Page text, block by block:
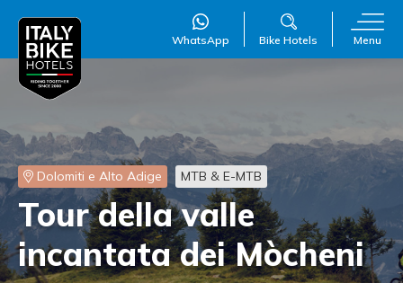
Menu
Bike Hotels
WhatsApp
Dolomiti e Alto Adige MTB & E-MTB
Tour dellavalle
incantata dei Mòcheni
WillAI
Online